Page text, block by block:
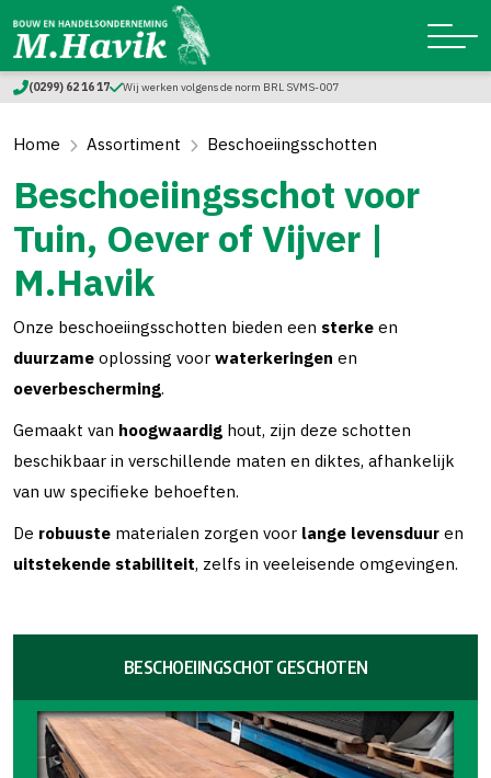
(0299) 62 16 17 Wij werken volgens de norm BRL SVMS-007
Home Assortiment Beschoeiingsschotten
Beschoeiingsschot voor
Tuin, Oever of Vijver |
M.Havik
Onze beschoeiingsschotten bieden een sterke en
duurzame oplossing voor waterkeringen en
oeverbescherming.
Gemaakt van hoogwaardig hout, zijn deze schotten
beschikbaar in verschillende maten en diktes, afhankelijk
van uw specifieke behoeften.
De robuuste materialen zorgen voor lange levensduur en
uitstekende stabiliteit, zelfs in veeleisende omgevingen.
BESCHOEIINGSCHOT GESCHOTEN